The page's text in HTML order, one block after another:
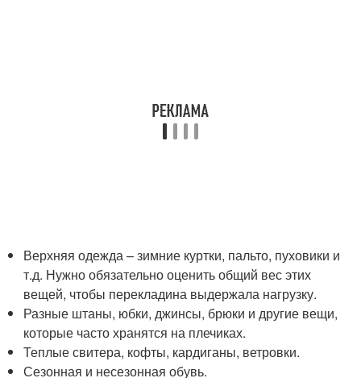
Верхняя одежда – зимние куртки, пальто, пуховики и
т.д. Нужно обязательно оценить общий вес этих
вещей, чтобы перекладина выдержала нагрузку.
Разные штаны, юбки, джинсы, брюки и другие вещи,
которые часто хранятся на плечиках.
Теплые свитера, кофты, кардиганы, ветровки.
Сезонная и несезонная обувь.